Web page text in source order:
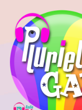
pluriel
gay